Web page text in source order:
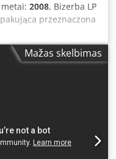
2008, Bizerba LP
przeznaczona
flowpack różnych
się oszczędną
dzięki czemu
na pakowanie
sery, pieczywo
Mažas skelbimas